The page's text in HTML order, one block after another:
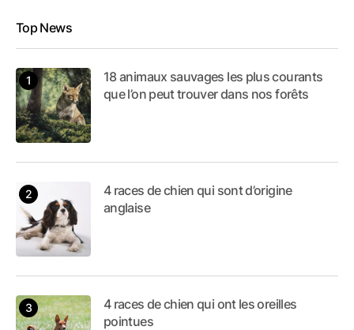
Top News
18 animaux sauvages les plus courants
que l’on peut trouver dans nos forêts
4 races de chien qui sont d’origine
anglaise
4 races de chien qui ont les oreilles
pointues